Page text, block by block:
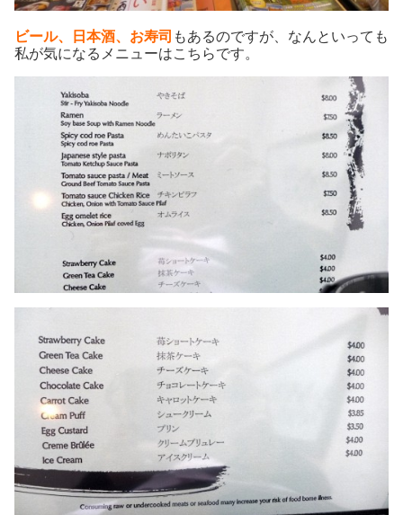
ビール、日本酒、お寿司 もあるのですが、なんといっても
私が気になるメニューはこちらです。